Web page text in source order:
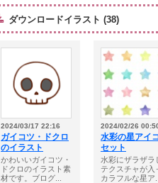
ダウンロードイラスト (38)
2024/03/17 22:16
ガイコツ・ドクロ
のイラスト
かわいいガイコツ・
ドクロのイラスト素
材です。ブログ...
2024/02/26
水彩の星アイ
セット
水彩にザラザラ
テクスチャが入
カラフルな星ア